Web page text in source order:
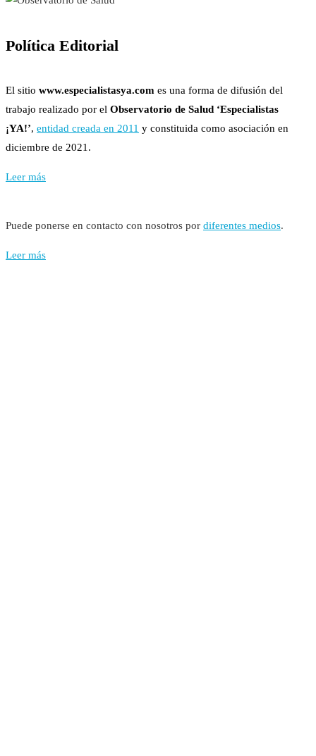
Política Editorial
El sitio www.especialistasya.com es una forma de difusión del
trabajo realizado por el Observatorio de Salud ‘Especialistas
¡YA!’, entidad creada en 2011 y constituida como asociación en
diciembre de 2021.
Leer más
Puede ponerse en contacto con nosotros por diferentes medios.
Leer más